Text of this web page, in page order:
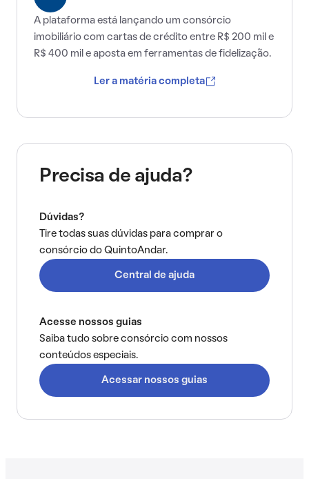
A plataforma está lançando um consórcio
imobiliário com cartas de crédito entre R$ 200 mil e
R$ 400 mil e aposta em ferramentas de fidelização.
Ler a matéria completa
Precisa de ajuda?
Dúvidas?
Tire todas suas dúvidas para comprar o
consórcio do QuintoAndar.
Central de ajuda
Acesse nossos guias
Saiba tudo sobre consórcio com nossos
conteúdos especiais.
Acessar nossos guias